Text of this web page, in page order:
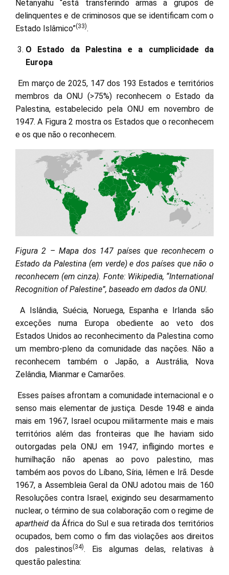
Netanyahu “está transferindo armas a grupos de
delinquentes e de criminosos que se identificam com o
Estado Islâmico”(33).
O Estado da Palestina e a cumplicidade da
Europa
Em março de 2025, 147 dos 193 Estados e territórios
membros da ONU (>75%) reconhecem o Estado da
Palestina, estabelecido pela ONU em novembro de
1947. A Figura 2 mostra os Estados que o reconhecem
e os que não o reconhecem.
Figura 2 – Mapa dos 147 países que reconhecem o
Estado da Palestina (em verde) e dos países que não o
reconhecem (em cinza). Fonte: Wikipedia, “International
Recognition of Palestine”, baseado em dados da ONU.
A Islândia, Suécia, Noruega, Espanha e Irlanda são
exceções numa Europa obediente ao veto dos
Estados Unidos ao reconhecimento da Palestina como
um membro-pleno da comunidade das nações. Não a
reconhecem também o Japão, a Austrália, Nova
Zelândia, Mianmar e Camarões.
Esses países afrontam a comunidade internacional e o
senso mais elementar de justiça. Desde 1948 e ainda
mais em 1967, Israel ocupou militarmente mais e mais
territórios além das fronteiras que lhe haviam sido
outorgadas pela ONU em 1947, infligindo mortes e
humilhação não apenas ao povo palestino, mas
também aos povos do Líbano, Síria, Iêmen e Irã. Desde
1967, a Assembleia Geral da ONU adotou mais de 160
Resoluções contra Israel, exigindo seu desarmamento
nuclear, o término de sua colaboração com o regime de
apartheid da África do Sul e sua retirada dos territórios
ocupados, bem como o fim das violações aos direitos
dos palestinos(34). Eis algumas delas, relativas à
questão palestina: